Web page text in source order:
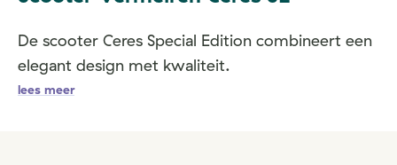
De scooter Ceres Special Edition combineert een
elegant design met kwaliteit.
lees meer